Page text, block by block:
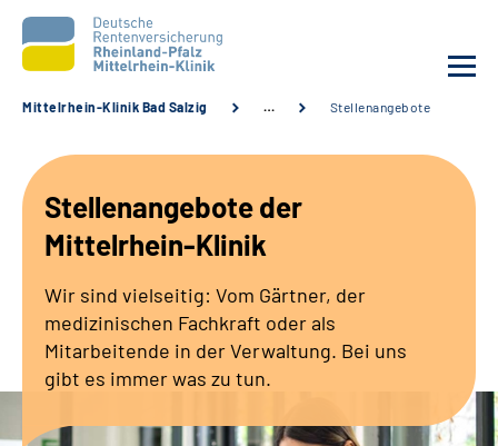
Unsere Angebote
Karriere
Zuweisende &
Mittelrhein-Klinik Bad Salzig … Stellenangebote
Stellenangebote der
Mittelrhein-Klinik
Wir sind vielseitig: Vom Gärtner, der
medizinischen Fachkraft oder als
Mitarbeitende in der Verwaltung. Bei uns
gibt es immer was zu tun.